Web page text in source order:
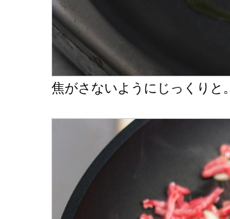
焦がさないようにじっくりと。